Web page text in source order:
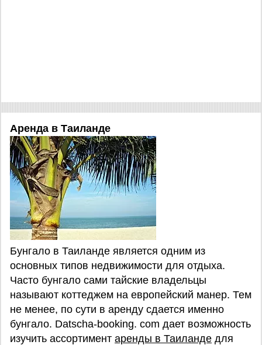
Аренда в Таиланде
Бунгало в Таиланде является одним из
основных типов недвижимости для отдыха.
Часто бунгало сами тайские владельцы
называют коттеджем на европейский манер. Тем
не менее, по сути в аренду сдается именно
бунгало. Datscha-booking. com дает возможность
изучить ассортимент аренды в Таиланде для